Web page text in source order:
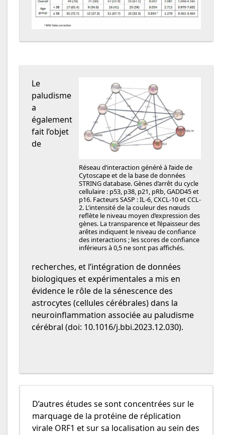
Réseau d’interaction généré à l’aide de
Cytoscape et de la base de données
STRING database. Gènes d’arrêt du cycle
cellulaire : p53, p38, p21, pRb, GADD45 et
p16. Facteurs SASP : IL-6, CXCL-10 et CCL-
2. L’intensité de la couleur des nœuds
reflète le niveau moyen d’expression des
gènes. La transparence et l’épaisseur des
arêtes indiquent le niveau de confiance
des interactions ; les scores de confiance
inférieurs à 0,5 ne sont pas affichés.
Le
paludisme
a
également
fait l’objet
de
recherches, et l’intégration de données
biologiques et expérimentales a mis en
évidence le rôle de la sénescence des
astrocytes (cellules cérébrales) dans la
neuroinflammation associée au paludisme
cérébral (doi: 10.1016/j.bbi.2023.12.030).
D’autres études se sont concentrées sur le
marquage de la protéine de réplication
virale ORF1 et sur sa localisation au sein des